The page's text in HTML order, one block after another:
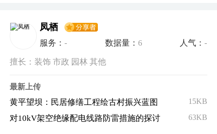
凤栖
服务：- 数据量： 6 人气： -
擅长：装饰 市政 园林 其他
最新上传
黄平望坝：民居修缮工程绘古村振兴蓝图 15KB
对10kV架空绝缘配电线路防雷措施的探讨 63KB